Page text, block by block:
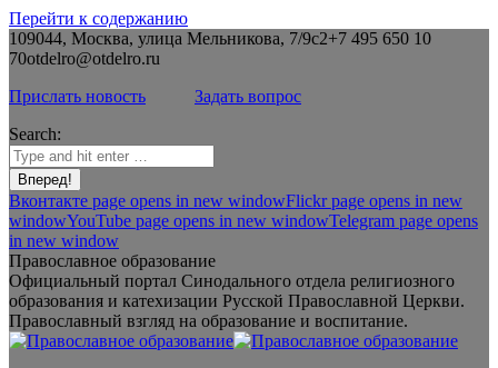
Перейти к содержанию
109044, Москва, улица Мельникова, 7/9с2+7 495 650 10
70otdelro@otdelro.ru
Прислать новость
Задать вопрос
Search:
Вконтакте page opens in new windowFlickr page opens in new
windowYouTube page opens in new windowTelegram page opens
in new window
Православное образование
Официальный портал Синодального отдела религиозного
образования и катехизации Русской Православной Церкви.
Православный взгляд на образование и воспитание.